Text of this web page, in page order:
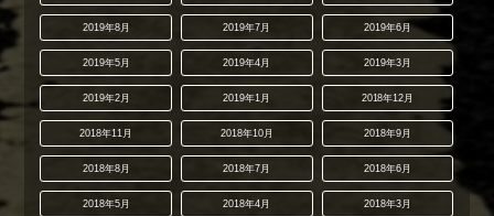
2019年8月 2019年7月 2019年6月
2019年5月 2019年4月 2019年3月
2019年2月 2019年1月 2018年12月
2018年11月 2018年10月 2018年9月
2018年8月 2018年7月 2018年6月
2018年5月 2018年4月 2018年3月